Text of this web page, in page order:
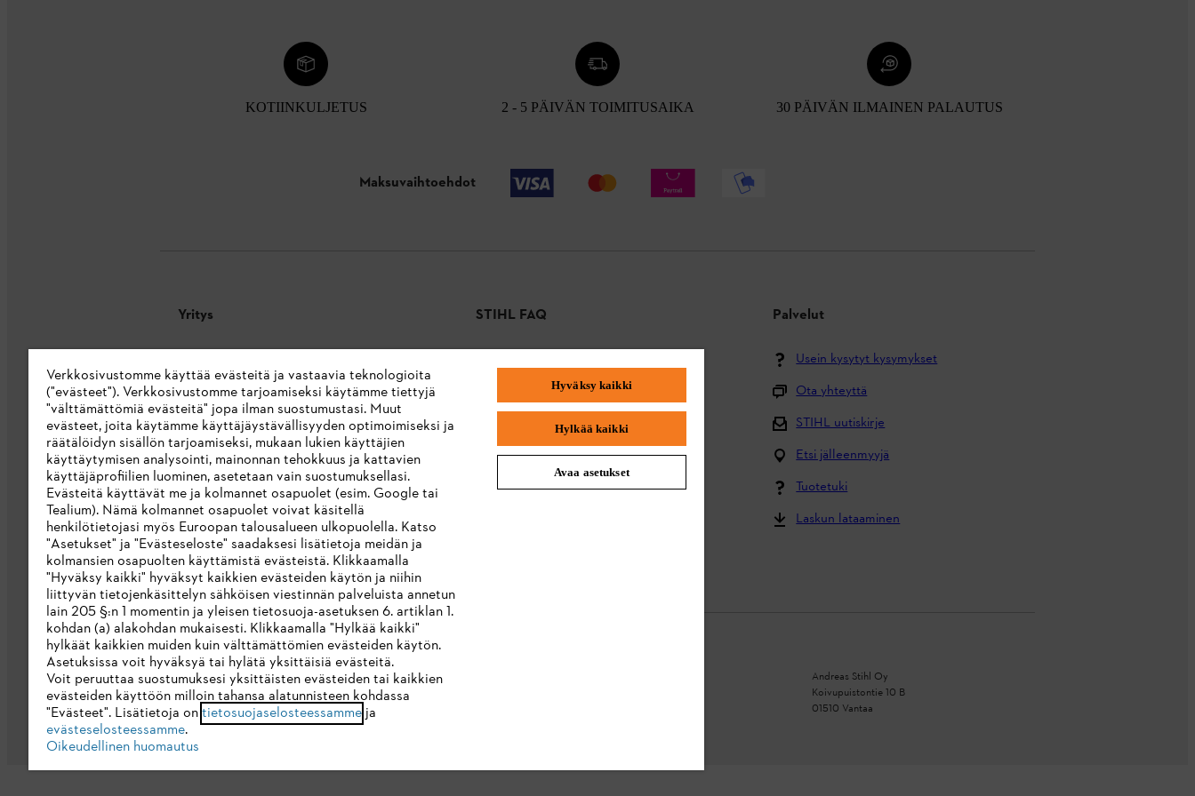
KOTIINKULJETUS 2 - 5 PÄIVÄN TOIMITUSAIKA 30 PÄIVÄN ILMAINEN PALAUTUS
Maksuvaihtoehdot
Yritys
STIHL Integrity Line
STIHL-merkkikauppa
Saavutettavuusseloste
STIHL FAQ
Toimitus ja toimitus
Takaisin alkuun
Valitukset ja takuu
Valikoimaa koskevat kysymykset
Palvelut
Usein kysytyt kysymykset
Ota yhteyttä
STIHL uutiskirje
Etsi jälleenmyyjä
Tuotetuki
Laskun lataaminen
Yleiset ehdot Tietosuojakäytäntö Impressum
Andreas Stihl Oy
Koivupuistontie 10 B
01510 Vantaa
Verkkosivustomme käyttää evästeitä ja vastaavia teknologioita
("evästeet"). Verkkosivustomme tarjoamiseksi käytämme tiettyjä
"välttämättömiä evästeitä" jopa ilman suostumustasi. Muut
evästeet, joita käytämme käyttäjäystävällisyyden optimoimiseksi ja
räätälöidyn sisällön tarjoamiseksi, mukaan lukien käyttäjien
käyttäytymisen analysointi, mainonnan tehokkuus ja kattavien
käyttäjäprofiilien luominen, asetetaan vain suostumuksellasi.
Evästeitä käyttävät me ja kolmannet osapuolet (esim. Google tai
Tealium). Nämä kolmannet osapuolet voivat käsitellä
henkilötietojasi myös Euroopan talousalueen ulkopuolella. Katso
"Asetukset" ja "Evästeseloste" saadaksesi lisätietoja meidän ja
kolmansien osapuolten käyttämistä evästeistä. Klikkaamalla
"Hyväksy kaikki" hyväksyt kaikkien evästeiden käytön ja niihin
liittyvän tietojenkäsittelyn sähköisen viestinnän palveluista annetun
lain 205 §:n 1 momentin ja yleisen tietosuoja-asetuksen 6. artiklan 1.
kohdan (a) alakohdan mukaisesti. Klikkaamalla "Hylkää kaikki"
hylkäät kaikkien muiden kuin välttämättömien evästeiden käytön.
Asetuksissa voit hyväksyä tai hylätä yksittäisiä evästeitä.
Voit peruuttaa suostumuksesi yksittäisten evästeiden tai kaikkien
evästeiden käyttöön milloin tahansa alatunnisteen kohdassa
"Evästeet". Lisätietoja ontietosuojaselosteessammeja
evästeselosteessamme.
Oikeudellinen huomautus
Hyväksy kaikki
Hylkää kaikki
Avaa asetukset